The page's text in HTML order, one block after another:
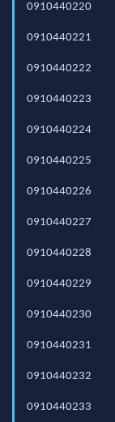
0910440220
0910440221
0910440222
0910440223
0910440224
0910440225
0910440226
0910440227
0910440228
0910440229
0910440230
0910440231
0910440232
0910440233